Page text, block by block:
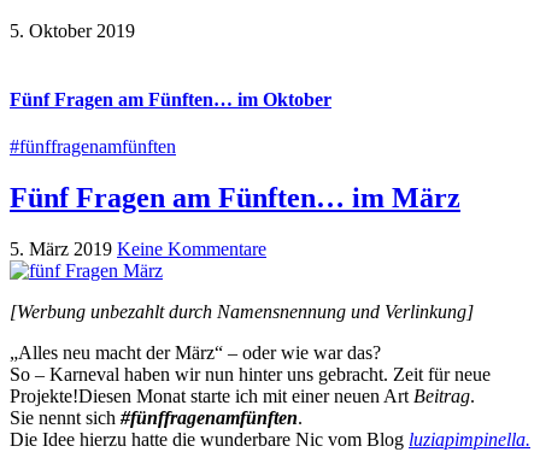
5. Oktober 2019
Fünf Fragen am Fünften… im Oktober
#fünffragenamfünften
Fünf Fragen am Fünften… im März
5. März 2019 Keine Kommentare
[Werbung unbezahlt durch Namensnennung und Verlinkung]
„Alles neu macht der März“ – oder wie war das?
So – Karneval haben wir nun hinter uns gebracht. Zeit für neue
Projekte!Diesen Monat starte ich mit einer neuen Art Beitrag.
Sie nennt sich #fünffragenamfünften.
Die Idee hierzu hatte die wunderbare Nic vom Blog luziapimpinella.